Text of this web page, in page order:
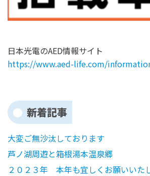
日本光電のAED情報サイト
https://www.aed-life.com/
新着記事
大変ご無沙汰しております
芦ノ湖周遊と箱根湯本温泉郷
２０２３年 本年も宜しくお願いいたし